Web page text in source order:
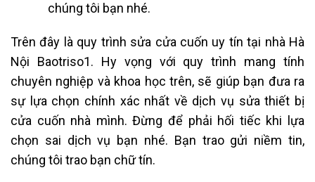
chúng tôi bạn nhé.
Trên đây là quy trình sửa cửa cuốn uy tín tại nhà Hà
Nội Baotriso1. Hy vọng với quy trình mang tính
chuyên nghiệp và khoa học trên, sẽ giúp bạn đưa ra
sự lựa chọn chính xác nhất về dịch vụ sửa thiết bị
cửa cuốn nhà mình. Đừng để phải hối tiếc khi lựa
chọn sai dịch vụ bạn nhé. Bạn trao gửi niềm tin,
chúng tôi trao bạn chữ tín.